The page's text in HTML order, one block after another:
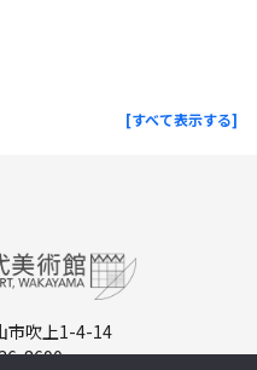
[すべて表示する]
市吹上1-4-14
8690